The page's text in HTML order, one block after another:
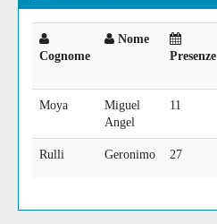
Cognome
Nome
Presenze
Moya
Miguel
Angel
11
Rulli Geronimo 27